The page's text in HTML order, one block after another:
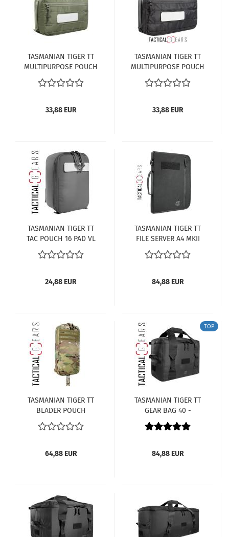
TASMANIAN TIGER TT
MULTIPURPOSE POUCH
VL OLIV
33,88 EUR
TASMANIAN TIGER TT
MULTIPURPOSE POUCH
VL SCHWARZ
33,88 EUR
TASMANIAN TIGER TT
TAC POUCH 16 PAD VL
TITAN-GREY
24,88 EUR
TASMANIAN TIGER TT
FILE SERVER A4 MKII
SCHWARZ
84,88 EUR
TASMANIAN TIGER TT
BLADER POUCH
EXTENDED MKII MC
MULTICAM
64,88 EUR
TOP
TASMANIAN TIGER TT
GEAR BAG 40 -
TRANSPORTTASCHE -
SCHWARZ
84,88 EUR